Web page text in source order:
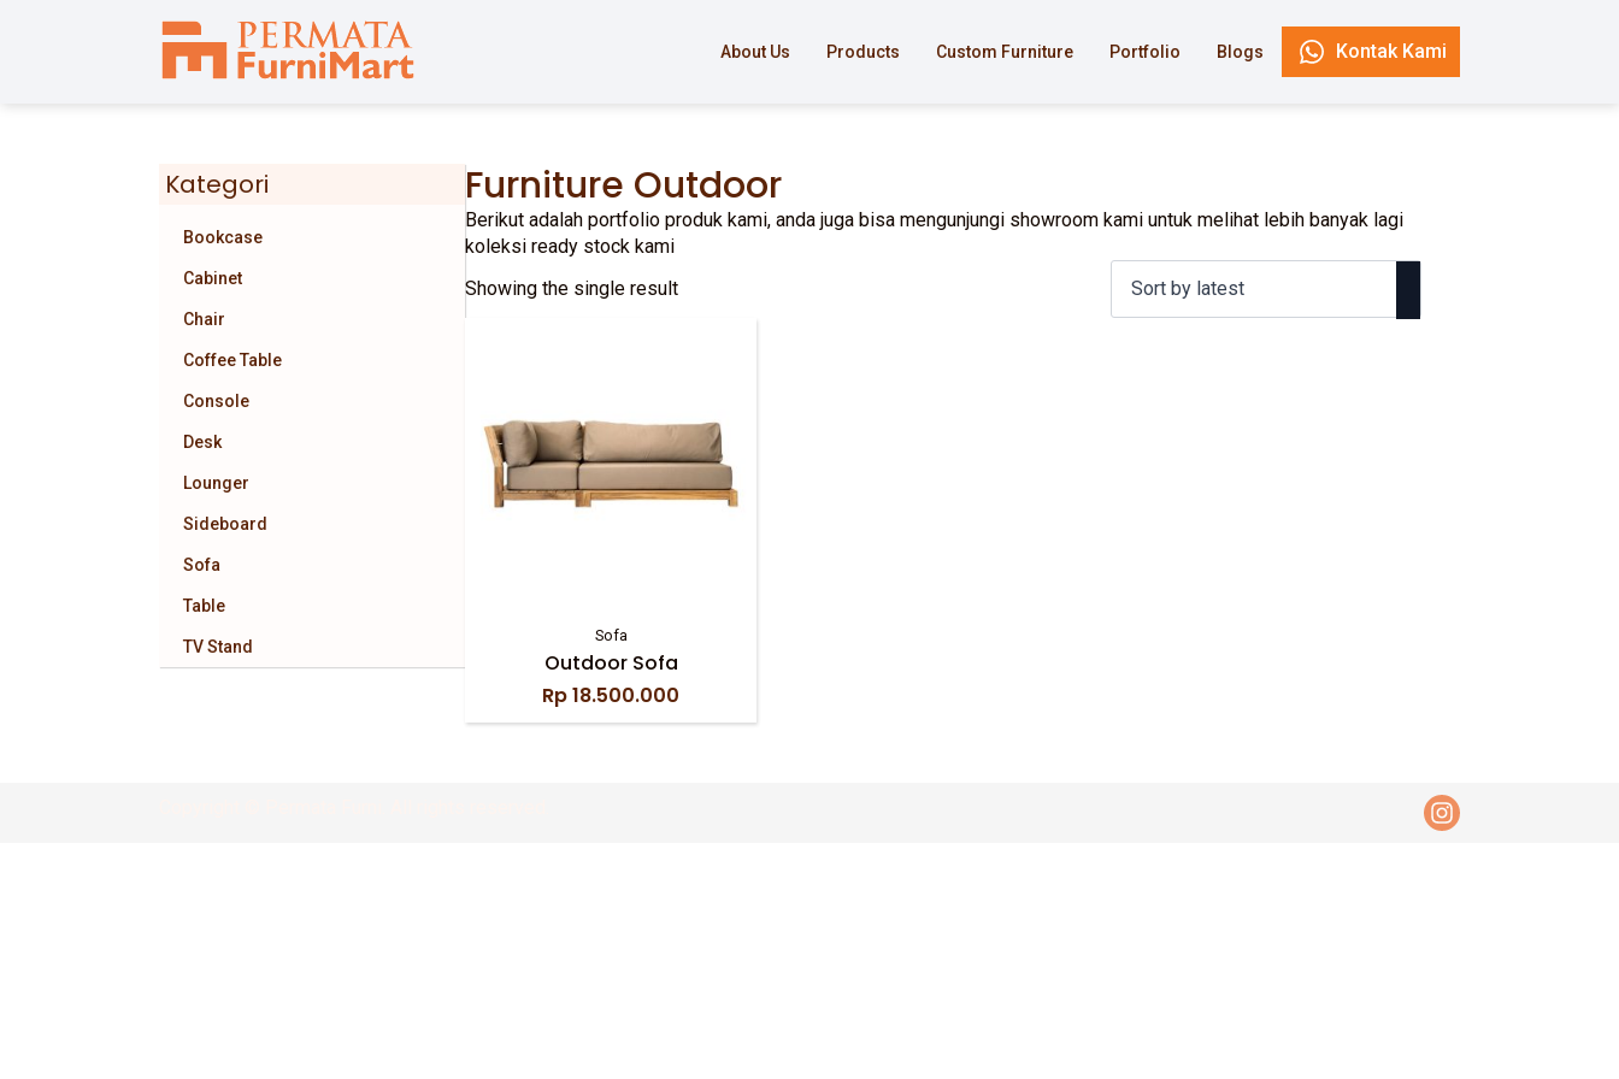
About Us Products Custom Furniture Portfolio Blogs Kontak Kami
Kategori
Bookcase
Cabinet
Chair
Coffee Table
Console
Desk
Lounger
Sideboard
Sofa
Table
TV Stand
Furniture Outdoor
Berikut adalah portfolio produk kami, anda juga bisa mengunjungi showroom kami untuk melihat lebih banyak lagi
koleksi ready stock kami
Showing the single result
Sofa
Outdoor Sofa
Rp18.500.000